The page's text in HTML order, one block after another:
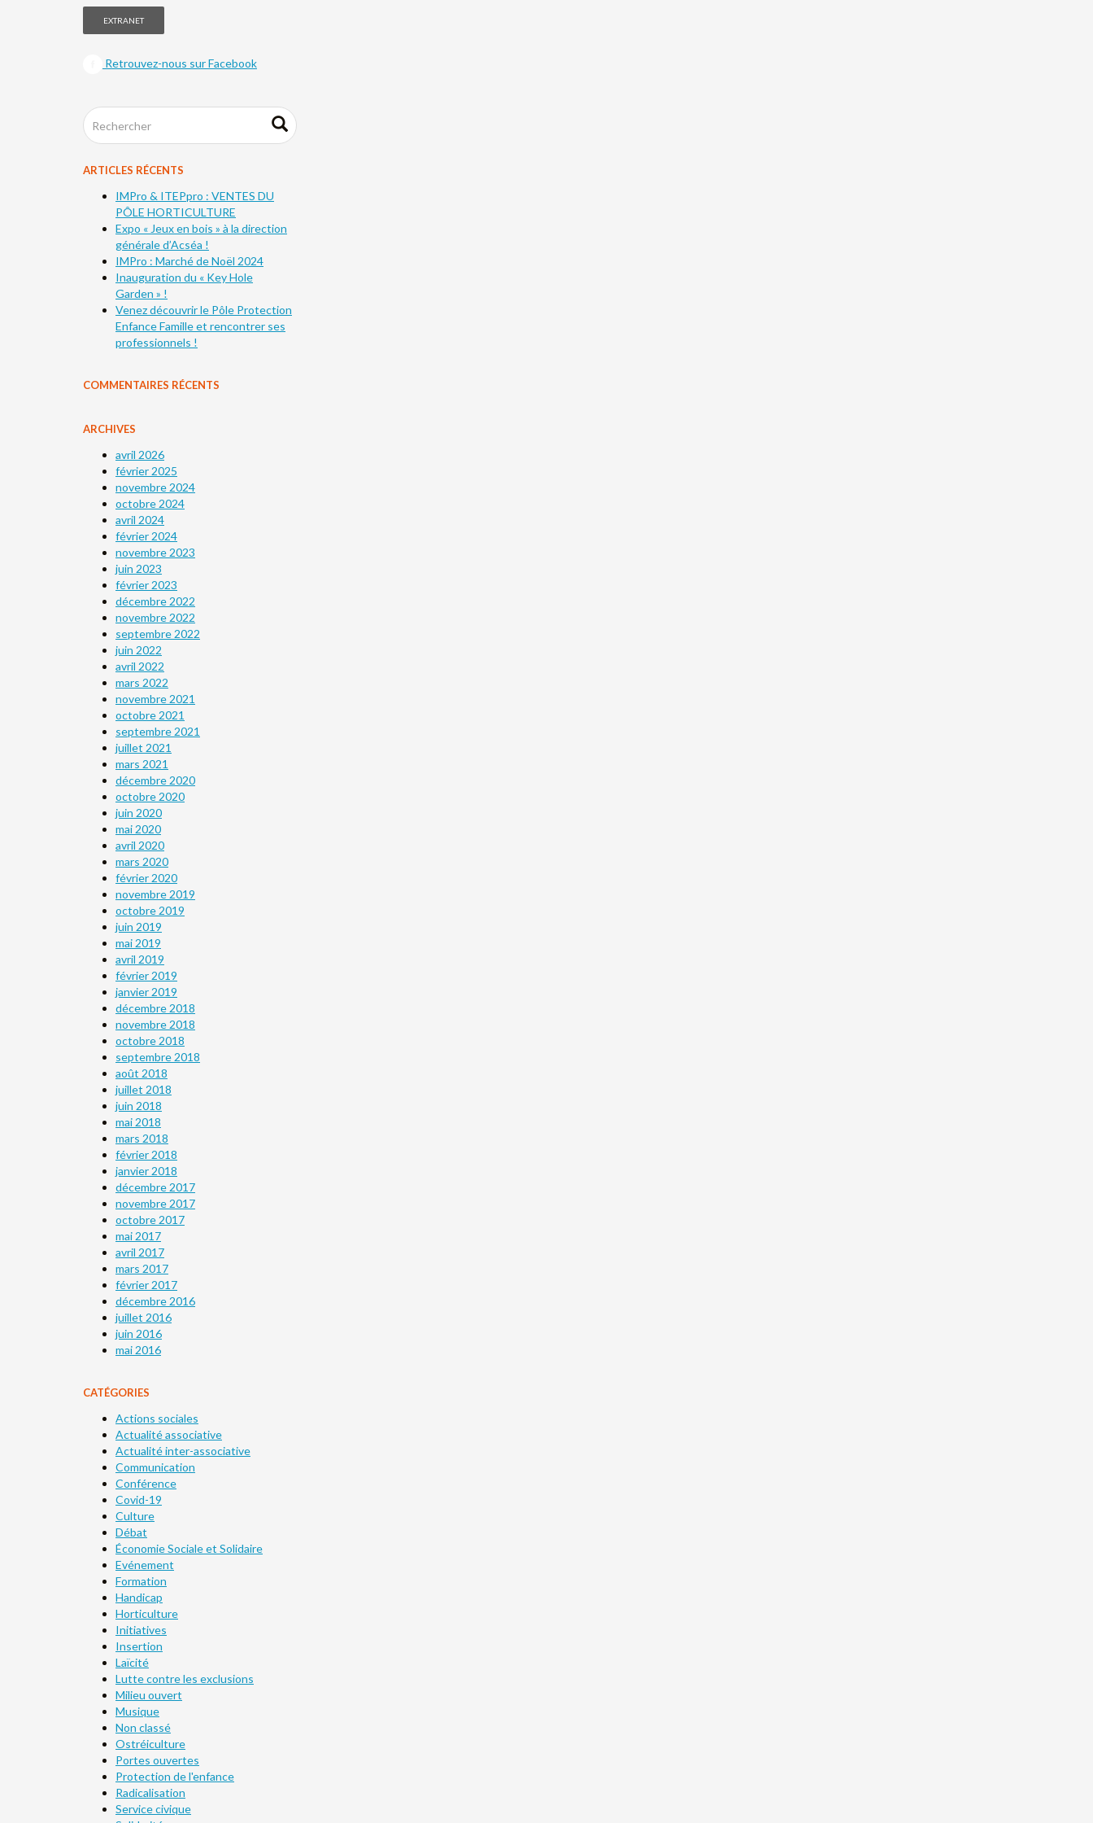
EXTRANET
Retrouvez-nous sur Facebook
ARTICLES RÉCENTS
IMPro & ITEPpro : VENTES DU
PÔLE HORTICULTURE
Expo « Jeux en bois » à la direction
générale d’Acséa !
IMPro : Marché de Noël 2024
Inauguration du « Key Hole
Garden » !
Venez découvrir le Pôle Protection
Enfance Famille et rencontrer ses
professionnels !
COMMENTAIRES RÉCENTS
ARCHIVES
avril 2026
février 2025
novembre 2024
octobre 2024
avril 2024
février 2024
novembre 2023
juin 2023
février 2023
décembre 2022
novembre 2022
septembre 2022
juin 2022
avril 2022
mars 2022
novembre 2021
octobre 2021
septembre 2021
juillet 2021
mars 2021
décembre 2020
octobre 2020
juin 2020
mai 2020
avril 2020
mars 2020
février 2020
novembre 2019
octobre 2019
juin 2019
mai 2019
avril 2019
février 2019
janvier 2019
décembre 2018
novembre 2018
octobre 2018
septembre 2018
août 2018
juillet 2018
juin 2018
mai 2018
mars 2018
février 2018
janvier 2018
décembre 2017
novembre 2017
octobre 2017
mai 2017
avril 2017
mars 2017
février 2017
décembre 2016
juillet 2016
juin 2016
mai 2016
CATÉGORIES
Actions sociales
Actualité associative
Actualité inter-associative
Communication
Conférence
Covid-19
Culture
Débat
Économie Sociale et Solidaire
Evénement
Formation
Handicap
Horticulture
Initiatives
Insertion
Laïcité
Lutte contre les exclusions
Milieu ouvert
Musique
Non classé
Ostréiculture
Portes ouvertes
Protection de l'enfance
Radicalisation
Service civique